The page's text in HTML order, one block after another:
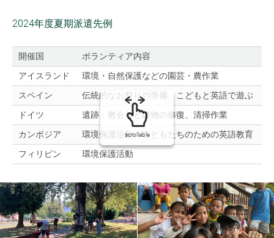
2024年度夏期派遣先例
開催国 ボランティア内容
アイスランド
環境・自然保護などの園芸・農作業
スペイン
伝統的なお祭りの準備、こどもと英語で遊ぶ
ドイツ
遺跡・教会など建物の修復、清掃作業
カンボジア
環境保護活動、こどもたちのための英語教育
フィリピン
環境保護活動
scrollable